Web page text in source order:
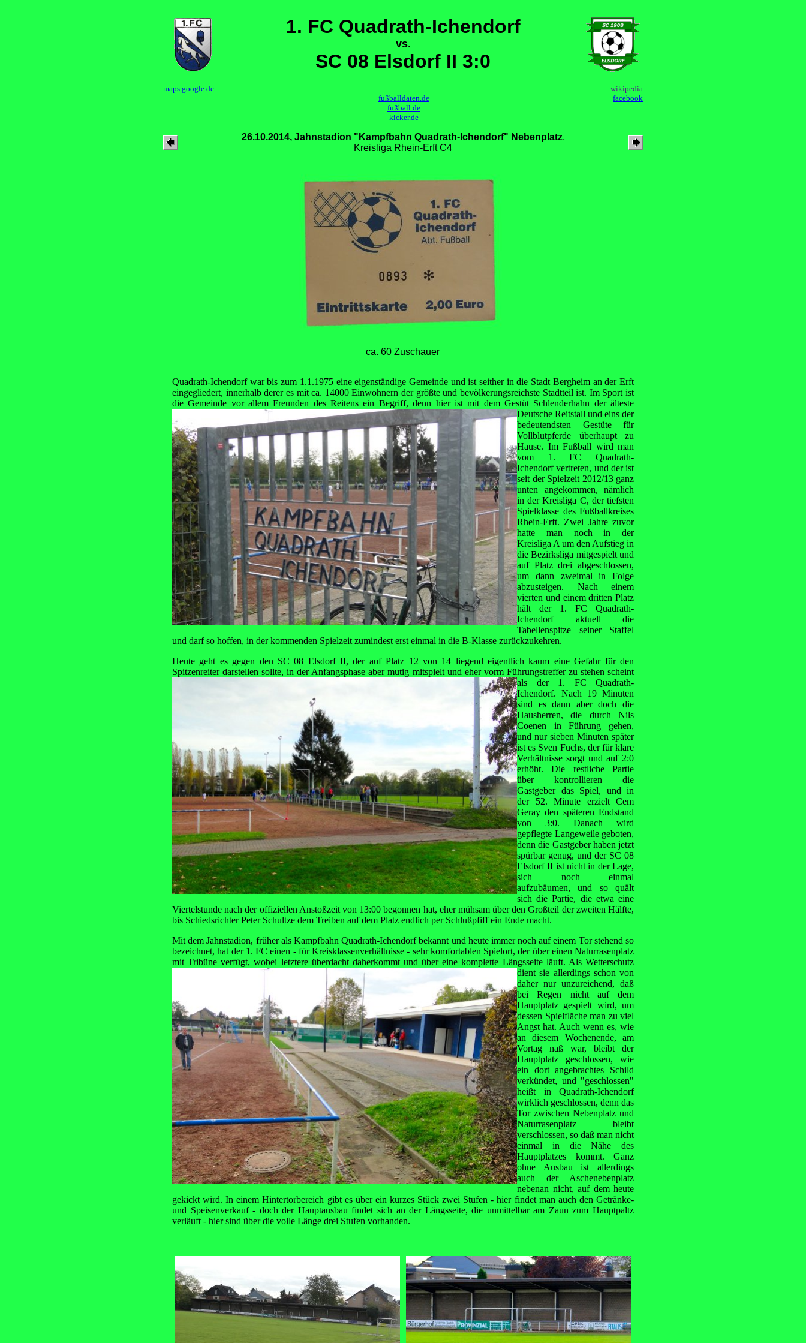
1. FC Quadrath-Ichendorf
vs.
SC 08 Elsdorf II 3:0
maps.google.de
fußballdaten.de
fußball.de
kicker.de
wikipedia
facebook
26.10.2014, Jahnstadion "Kampfbahn Quadrath-Ichendorf" Nebenplatz,
Kreisliga Rhein-Erft C4
ca. 60 Zuschauer
Quadrath-Ichendorf war bis zum 1.1.1975 eine eigenständige Gemeinde und ist seither in die Stadt Bergheim an der Erft
eingegliedert, innerhalb derer es mit ca. 14000 Einwohnern der größte und bevölkerungsreichste Stadtteil ist. Im Sport ist
die Gemeinde vor allem Freunden des Reitens ein Begriff, denn hier ist mit dem Gestüt Schlenderhahn der älteste
Deutsche Reitstall und eins der
bedeutendsten Gestüte für
Vollblutpferde überhaupt zu
Hause. Im Fußball wird man
vom 1. FC Quadrath-
Ichendorf vertreten, und der ist
seit der Spielzeit 2012/13 ganz
unten angekommen, nämlich
in der Kreisliga C, der tiefsten
Spielklasse des Fußballkreises
Rhein-Erft. Zwei Jahre zuvor
hatte man noch in der
Kreisliga A um den Aufstieg in
die Bezirksliga mitgespielt und
auf Platz drei abgeschlossen,
um dann zweimal in Folge
abzusteigen. Nach einem
vierten und einem dritten Platz
hält der 1. FC Quadrath-
Ichendorf aktuell die
Tabellenspitze seiner Staffel
und darf so hoffen, in der kommenden Spielzeit zumindest erst einmal in die B-Klasse zurückzukehren.
Heute geht es gegen den SC 08 Elsdorf II, der auf Platz 12 von 14 liegend eigentlich kaum eine Gefahr für den
Spitzenreiter darstellen sollte, in der Anfangsphase aber mutig mitspielt und eher vorm Führungstreffer zu stehen scheint
als der 1. FC Quadrath-
Ichendorf. Nach 19 Minuten
sind es dann aber doch die
Hausherren, die durch Nils
Coenen in Führung gehen,
und nur sieben Minuten später
ist es Sven Fuchs, der für klare
Verhältnisse sorgt und auf 2:0
erhöht. Die restliche Partie
über kontrollieren die
Gastgeber das Spiel, und in
der 52. Minute erzielt Cem
Geray den späteren Endstand
von 3:0. Danach wird
gepflegte Langeweile geboten,
denn die Gastgeber haben jetzt
spürbar genug, und der SC 08
Elsdorf II ist nicht in der Lage,
sich noch einmal
aufzubäumen, und so quält
sich die Partie, die etwa eine
Viertelstunde nach der offiziellen Anstoßzeit von 13:00 begonnen hat, eher mühsam über den Großteil der zweiten Hälfte,
bis Schiedsrichter Peter Schultze dem Treiben auf dem Platz endlich per Schlußpfiff ein Ende macht.
Mit dem Jahnstadion, früher als Kampfbahn Quadrath-Ichendorf bekannt und heute immer noch auf einem Tor stehend so
bezeichnet, hat der 1. FC einen - für Kreisklassenverhältnisse - sehr komfortablen Spielort, der über einen Naturrasenplatz
mit Tribüne verfügt, wobei letztere überdacht daherkommt und über eine komplette Längsseite läuft. Als Wetterschutz
dient sie allerdings schon von
daher nur unzureichend, daß
bei Regen nicht auf dem
Hauptplatz gespielt wird, um
dessen Spielfläche man zu viel
Angst hat. Auch wenn es, wie
an diesem Wochenende, am
Vortag naß war, bleibt der
Hauptplatz geschlossen, wie
ein dort angebrachtes Schild
verkündet, und "geschlossen"
heißt in Quadrath-Ichendorf
wirklich geschlossen, denn das
Tor zwischen Nebenplatz und
Naturrasenplatz bleibt
verschlossen, so daß man nicht
einmal in die Nähe des
Hauptplatzes kommt. Ganz
ohne Ausbau ist allerdings
auch der Aschenebenplatz
nebenan nicht, auf dem heute
gekickt wird. In einem Hintertorbereich gibt es über ein kurzes Stück zwei Stufen - hier findet man auch den Getränke-
und Speisenverkauf - doch der Hauptausbau findet sich an der Längsseite, die unmittelbar am Zaun zum Hauptpaltz
verläuft - hier sind über die volle Länge drei Stufen vorhanden.